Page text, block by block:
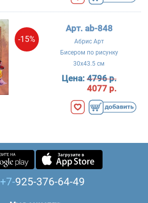
-15%
Арт. ab-848
Абрис Арт
Бисером по рисунку
30x43.5 см
Цена:4796 р.
4077 р.
+7-925-376-64-49